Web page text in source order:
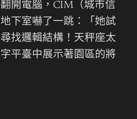
開電腦，CIM（城市信
下室嚇了一跳：「她試
找邏輯結構！天秤座太
平臺中展示著園區的將